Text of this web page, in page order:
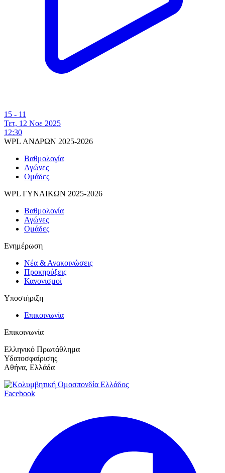
15 - 11
Τετ, 12 Νοε 2025
12:30
WPL ΑΝΔΡΩΝ 2025-2026
Βαθμολογία
Αγώνες
Ομάδες
WPL ΓΥΝΑΙΚΩΝ 2025-2026
Βαθμολογία
Αγώνες
Ομάδες
Ενημέρωση
Νέα & Ανακοινώσεις
Προκηρύξεις
Κανονισμοί
Υποστήριξη
Επικοινωνία
Επικοινωνία
Ελληνικό Πρωτάθλημα
Υδατοσφαίρισης
Αθήνα, Ελλάδα
Facebook